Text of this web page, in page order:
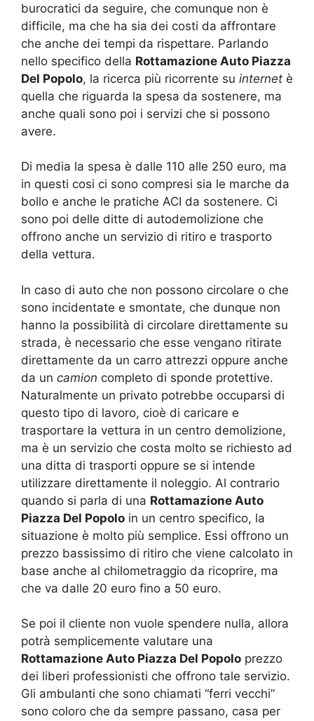
burocratici da seguire, che comunque non è
difficile, ma che ha sia dei costi da affrontare
che anche dei tempi da rispettare. Parlando
nello specifico della Rottamazione Auto Piazza
Del Popolo, la ricerca più ricorrente su internet è
quella che riguarda la spesa da sostenere, ma
anche quali sono poi i servizi che si possono
avere.
Di media la spesa è dalle 110 alle 250 euro, ma
in questi cosi ci sono compresi sia le marche da
bollo e anche le pratiche ACI da sostenere. Ci
sono poi delle ditte di autodemolizione che
offrono anche un servizio di ritiro e trasporto
della vettura.
In caso di auto che non possono circolare o che
sono incidentate e smontate, che dunque non
hanno la possibilità di circolare direttamente su
strada, è necessario che esse vengano ritirate
direttamente da un carro attrezzi oppure anche
da un camion completo di sponde protettive.
Naturalmente un privato potrebbe occuparsi di
questo tipo di lavoro, cioè di caricare e
trasportare la vettura in un centro demolizione,
ma è un servizio che costa molto se richiesto ad
una ditta di trasporti oppure se si intende
utilizzare direttamente il noleggio. Al contrario
quando si parla di una Rottamazione Auto
Piazza Del Popolo in un centro specifico, la
situazione è molto più semplice. Essi offrono un
prezzo bassissimo di ritiro che viene calcolato in
base anche al chilometraggio da ricoprire, ma
che va dalle 20 euro fino a 50 euro.
Se poi il cliente non vuole spendere nulla, allora
potrà semplicemente valutare una
Rottamazione Auto Piazza Del Popolo prezzo
dei liberi professionisti che offrono tale servizio.
Gli ambulanti che sono chiamati “ferri vecchi”
sono coloro che da sempre passano, casa per